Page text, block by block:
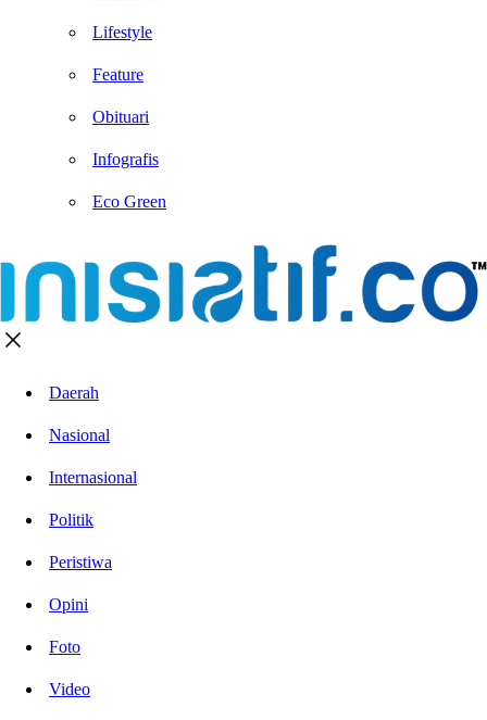
Lifestyle
Feature
Obituari
Infografis
Eco Green
Daerah
Nasional
Internasional
Politik
Peristiwa
Opini
Foto
Video